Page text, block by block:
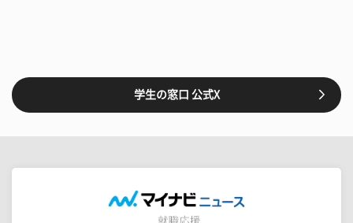
学生の窓口 公式X